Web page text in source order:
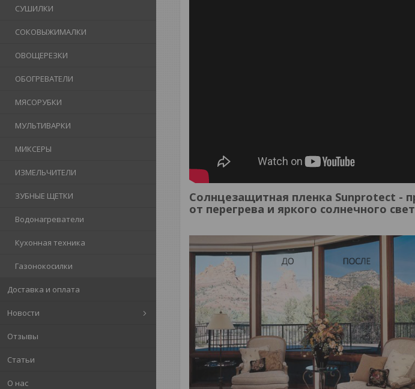
СУШИЛКИ
СОКОВЫЖИМАЛКИ
ОВОЩЕРЕЗКИ
ОБОГРЕВАТЕЛИ
МЯСОРУБКИ
МУЛЬТИВАРКИ
МИКСЕРЫ
ИЗМЕЛЬЧИТЕЛИ
ЗУБНЫЕ ЩЕТКИ
Водонагреватели
Кухонная техника
Газонокосилки
Доставка и оплата
Новости
Отзывы
Статьи
О нас
Солнцезащитная пленка Sunprotect -
от перегрева и яркого солнечного